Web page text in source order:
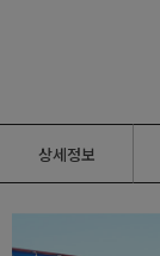
상세정보